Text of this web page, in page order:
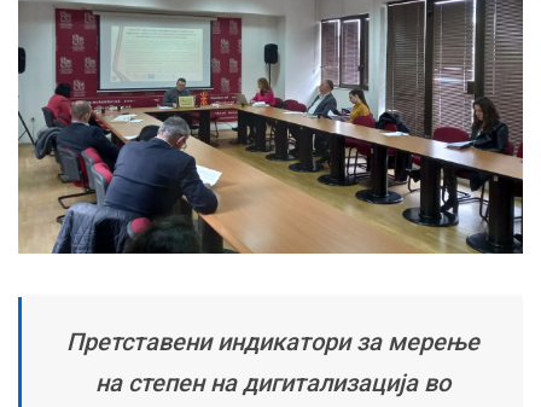
Претставени индикатори за мерење
на степен на дигитализација во